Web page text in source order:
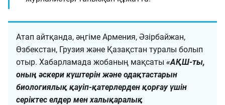
Атап айтқанда, әңгіме Армения, Әзірбайжан,
Өзбекстан, Грузия және Қазақстан туралы болып
отыр. Хабарламада жобаның мақсаты «АҚШ-ты,
оның әскери күштерін және одақтастарын
биологиялық қауіп-қатерлерден қорғау үшін
серіктес елдер мен халықаралық